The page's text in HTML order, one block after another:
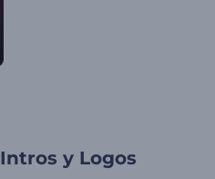
Intros y Logos